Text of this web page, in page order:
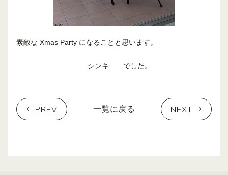
素敵な Xmas Party になることと思います。
シンキ でした。
PREV 一覧に戻る NEXT